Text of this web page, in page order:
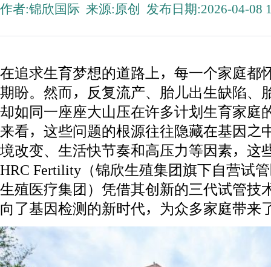
作者:锦欣国际 来源:原创 发布日期:2026-04-08
在追求生育梦想的道路上，每一个家庭都
期盼。然而，反复流产、胎儿出生缺陷、
却如同一座座大山压在许多计划生育家庭
来看，这些问题的根源往往隐藏在基因之
境改变、生活快节奏和高压力等因素，这
HRC Fertility（锦欣生殖集团旗下自营试
生殖医疗集团）凭借其创新的三代试管技
向了基因检测的新时代，为众多家庭带来